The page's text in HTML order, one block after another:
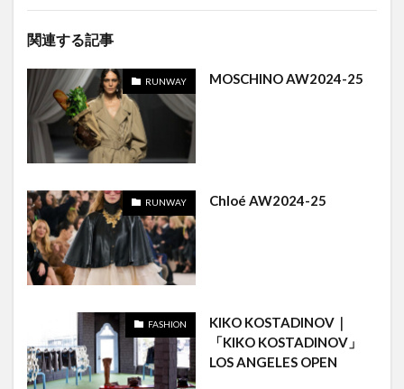
関連する記事
RUNWAY MOSCHINO AW2024-25
RUNWAY Chloé AW2024-25
FASHION
KIKO KOSTADINOV｜
「KIKO KOSTADINOV」
LOS ANGELES OPEN